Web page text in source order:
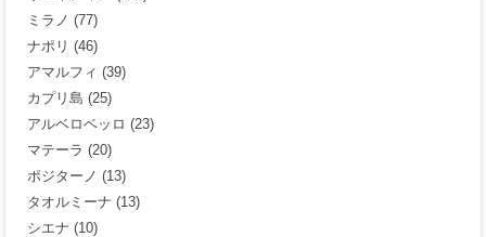
ミラノ (77)
ナポリ (46)
アマルフィ (39)
カプリ島 (25)
アルベロベッロ (23)
マテーラ (20)
ポジターノ (13)
タオルミーナ (13)
シエナ (10)